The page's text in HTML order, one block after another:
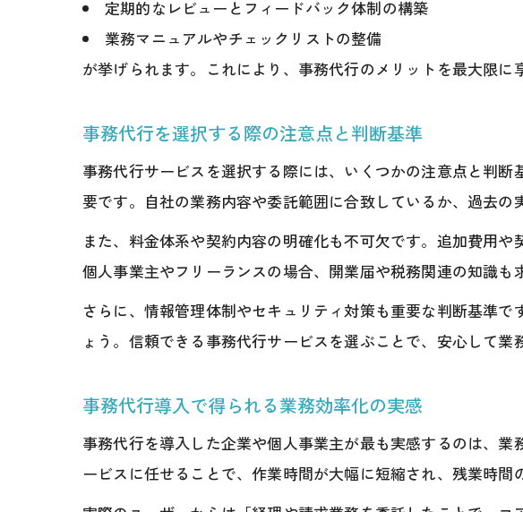
定期的なレビューとフィードバック体制の構築
業務マニュアルやチェックリストの整備
が挙げられます。これにより、事務代行のメリットを最大限に
事務代行を選択する際の注意点と判断基準
事務代行サービスを選択する際には、いくつかの注意点と判
要です。自社の業務内容や委託範囲に合致しているか、過去の
また、料金体系や契約内容の明確化も不可欠です。追加費用
個人事業主やフリーランスの場合、開業届や税務関連の知識
さらに、情報管理体制やセキュリティ対策も重要な判断基準
ょう。信頼できる事務代行サービスを選ぶことで、安心して業
事務代行導入で得られる業務効率化の実感
事務代行を導入した企業や個人事業主が最も実感するのは、
ービスに任せることで、作業時間が大幅に短縮され、残業時間